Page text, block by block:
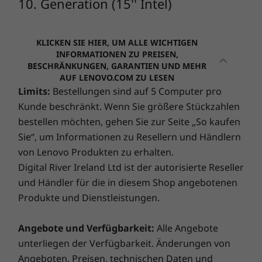
zusätzliche Akkulaufzeit. Es dauert nicht
voll einsatzbereit sind.
Nur gesehen werden,
Funkverbindungen
WLAN 7 160MHz
WLAN 6 2 x 2AX
Die technischen Daten können je nach Region/Modell variieren.
Design
Abmessungen (H x B x T)
Metall (obere Abdeckung / A-Seite): nur 16,9 mm x
239,5 mm x 343,4 mm / 0,67'' x 9,43'' x 13,52''
x 9,43'' x 13,52''
Gewicht
‑Sicherheit
Begeben Sie sich auf eine aufregende Reise
Lenovo Smart Lockund Absolute
Kontrolle, ganz gleich, wo auf der Welt Sie sich
aufhalten. Lokalisieren, sperren, sichern und bergen
Sie Ihren gestohlenen PC auf Kommando. Gepaart
mitLenovo Smart Performancekönnen Sie sich auf
einen gewaltigen Leistungsschub für Ihren PC gefasst
machen. Profitieren Sie von einem reibungslosen
Online-Erlebnis und stärken Sie Ihre Gefahrenabwehr.
Das ist die Zukunft der PC-Sicherheit für Ihr neues
Garantieupgrade für Ihr Notebook
10. Generation (15'' Intel)
KLICKEN SIE HIER, UM ALLE WICHTIGEN
INFORMATIONEN ZU PREISEN,
BESCHRÄNKUNGEN, GARANTIEN UND MEHR
AUF LENOVO.COM ZU LESEN
Limits: Bestellungen sind auf 5 Computer pro
Kunde beschränkt. Wenn Sie größere Stückzahlen
bestellen möchten, gehen Sie zur Seite „So kaufen
Sie“, um Informationen zu Resellern und Händlern
von Lenovo Produkten zu erhalten.
Digital River Ireland Ltd ist der autorisierte Reseller
und Händler für die in diesem Shop angebotenen
Produkte und Dienstleistungen.
Angebote und Verfügbarkeit: Alle Angebote
unterliegen der Verfügbarkeit. Änderungen von
Angeboten, Preisen, technischen Daten und